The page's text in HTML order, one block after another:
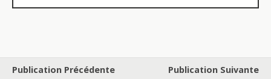
Publication Précédente
Publication Suivante